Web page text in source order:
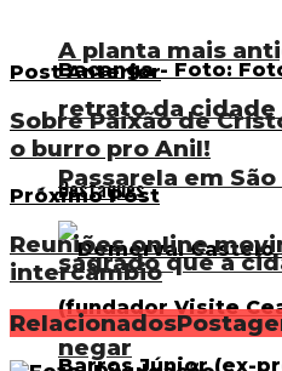
A planta mais
retrato da cidade
Destaques
Passarela em
sagrado que a
negar
Post Anterior
Sobre Paixão de
o burro pro Anil!
Próximo Post
Reuniões online
intercâmbio
Relacionados